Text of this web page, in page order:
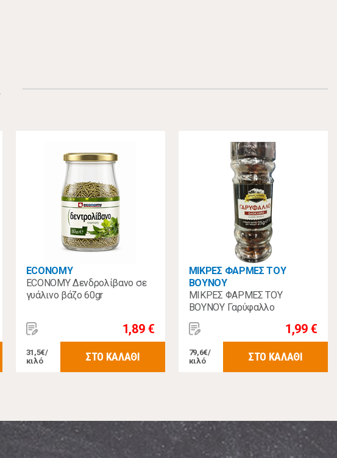
ECONOMY
ECONOMY Δενδρολίβανο σε
γυάλινο βάζο 60gr
1,89 €
31,5€/
κιλό
ΣΤΟ ΚΑΛΑΘΙ
ΜΙΚΡΕΣ ΦΑΡΜΕΣ ΤΟΥ
ΒΟΥΝΟΥ
ΜΙΚΡΕΣ ΦΑΡΜΕΣ ΤΟΥ
ΒΟΥΝΟΥ Γαρύφαλλο
Ολόκληρο Γυάλινο 25γρ
1,99 €
79,6€/
κιλό
ΣΤΟ ΚΑΛΑΘΙ